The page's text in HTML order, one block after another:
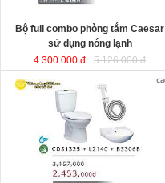
Bộ full combo phòng tắm Caesar
sử dụng nóng lạnh
4.300.000 đ
5.126.000 đ